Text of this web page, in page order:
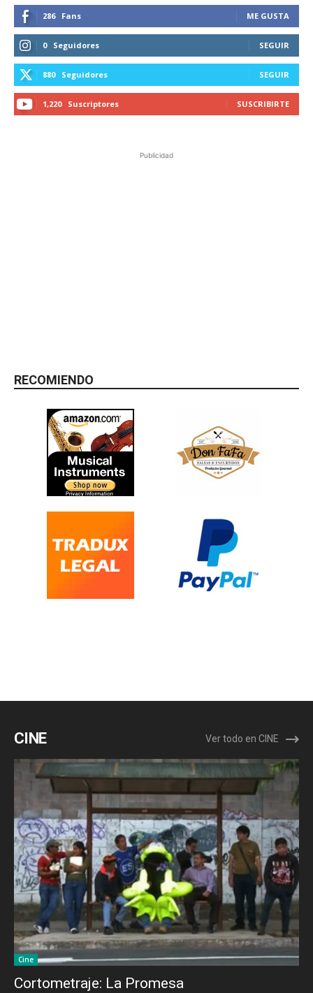
286 Fans ME GUSTA
0 Seguidores SEGUIR
880 Seguidores SEGUIR
1,220 Suscriptores SUSCRIBIRTE
Publicidad
RECOMIENDO
CINE Ver todo en CINE
Cine
Cortometraje: La Promesa